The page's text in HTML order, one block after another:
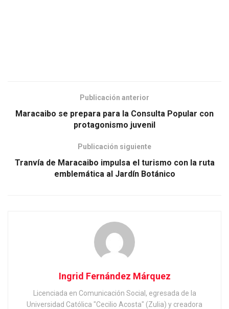
Publicación anterior
Maracaibo se prepara para la Consulta Popular con
protagonismo juvenil
Publicación siguiente
Tranvía de Maracaibo impulsa el turismo con la ruta
emblemática al Jardín Botánico
Ingrid Fernández Márquez
Licenciada en Comunicación Social, egresada de la
Universidad Católica "Cecilio Acosta" (Zulia) y creadora